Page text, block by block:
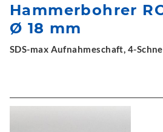
Hammerbohrer
Ø 18 mm
SDS-max Aufnahmeschaft, 4-